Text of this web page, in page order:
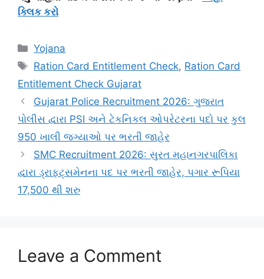
ક્લિક કરો
Categories
Yojana
Tags
Ration Card Entitlement Check, Ration Card
Entitlement Check Gujarat
Gujarat Police Recruitment 2026: ગુજરાત
પોલીસ દ્વારા PSI અને ટેકનિકલ ઓપરેટરના પદો પર કુલ
950 ખાલી જગ્યાઓ પર ભરતી જાહેર
SMC Recruitment 2026: સુરત મહાનગરપાલિકા
દ્વારા ડ્રાફ્ટ્સમેનના પદ પર ભરતી જાહેર, પગાર રૂપિયા
17,500 થી શરુ
Leave a Comment